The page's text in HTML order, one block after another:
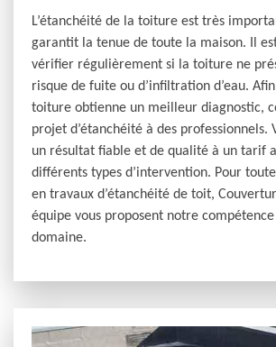
L’étanchéité de la toiture est très
garantit la tenue de toute la maison. Il
vérifier régulièrement si la toiture ne
risque de fuite ou d’infiltration d’eau.
toiture obtienne un meilleur diagnostic,
projet d’étanchéité à des professionnels.
un résultat fiable et de qualité à un tarif
différents types d’intervention. Pour
en travaux d’étanchéité de toit,
équipe vous proposent notre
domaine.